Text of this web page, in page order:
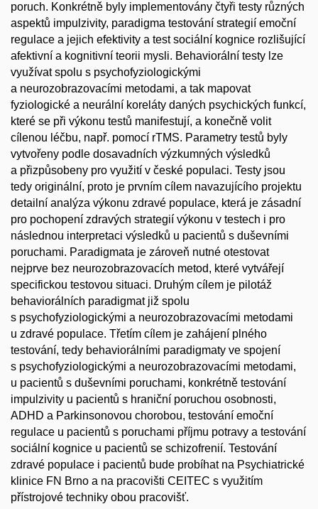
poruch. Konkrétně byly implementovány čtyři testy různých
aspektů impulzivity, paradigma testování strategií emoční
regulace a jejich efektivity a test sociální kognice rozlišující
afektivní a kognitivní teorii mysli. Behaviorální testy lze
využívat spolu s psychofyziologickými
a neurozobrazovacími metodami, a tak mapovat
fyziologické a neurální koreláty daných psychických funkcí,
které se při výkonu testů manifestují, a konečně volit
cílenou léčbu, např. pomocí rTMS. Parametry testů byly
vytvořeny podle dosavadních výzkumných výsledků
a přizpůsobeny pro využití v české populaci. Testy jsou
tedy originální, proto je prvním cílem navazujícího projektu
detailní analýza výkonu zdravé populace, která je zásadní
pro pochopení zdravých strategií výkonu v testech i pro
následnou interpretaci výsledků u pacientů s duševními
poruchami. Paradigmata je zároveň nutné otestovat
nejprve bez neurozobrazovacích metod, které vytvářejí
specifickou testovou situaci. Druhým cílem je pilotáž
behaviorálních paradigmat již spolu
s psychofyziologickými a neurozobrazovacími metodami
u zdravé populace. Třetím cílem je zahájení plného
testování, tedy behaviorálními paradigmaty ve spojení
s psychofyziologickými a neurozobrazovacími metodami,
u pacientů s duševními poruchami, konkrétně testování
impulzivity u pacientů s hraniční poruchou osobnosti,
ADHD a Parkinsonovou chorobou, testování emoční
regulace u pacientů s poruchami příjmu potravy a testování
sociální kognice u pacientů se schizofrenií. Testování
zdravé populace i pacientů bude probíhat na Psychiatrické
klinice FN Brno a na pracovišti CEITEC s využitím
přístrojové techniky obou pracovišť.